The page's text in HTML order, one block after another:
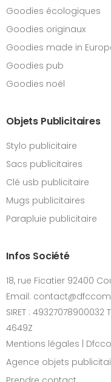
Goodies écologiques
Goodies originaux
Goodies made in
Goodies pub
Goodies noël
Objets Publicitaires
Stylo publicitaire
Sacs publicitaires
Clé usb publicitaire
Mugs publicitaires
Parapluie publicitaire
Infos Société
18, rue Ficatier 92400
Email:
SIRET : 49327078900032
4649Z
Mentions légales |
Agence objets